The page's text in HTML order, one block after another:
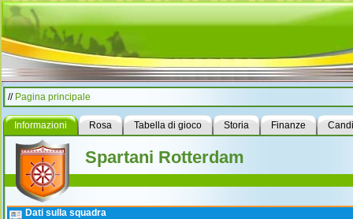
// Pagina principale
Informazioni Rosa Tabella di gioco Storia Finanze
Spartani Rotterdam
Dati sulla squadra